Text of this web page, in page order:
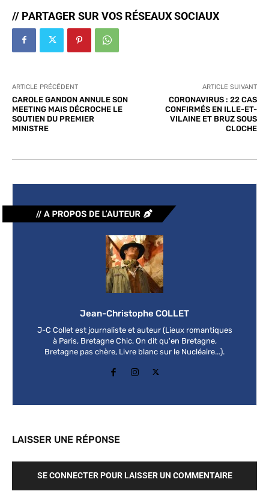
// PARTAGER SUR VOS RÉSEAUX SOCIAUX
ARTICLE PRÉCÉDENT
CAROLE GANDON ANNULE SON
MEETING MAIS DÉCROCHE LE
SOUTIEN DU PREMIER
MINISTRE
ARTICLE SUIVANT
CORONAVIRUS : 22 CAS
CONFIRMÉS EN ILLE-ET-
VILAINE ET BRUZ SOUS
CLOCHE
Jean-Christophe COLLET
J-C Collet est journaliste et auteur (Lieux romantiques
à Paris, Bretagne Chic, On dit qu'en Bretagne,
Bretagne pas chère, Livre blanc sur le Nucléaire...).
LAISSER UNE RÉPONSE
SE CONNECTER POUR LAISSER UN COMMENTAIRE